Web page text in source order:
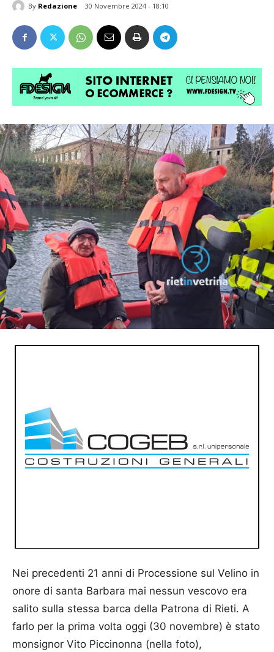
By Redazione 30 Novembre 2024 - 18:10
Nei precedenti 21 anni di Processione sul Velino in
onore di santa Barbara mai nessun vescovo era
salito sulla stessa barca della Patrona di Rieti. A
farlo per la prima volta oggi (30 novembre) è stato
monsignor Vito Piccinonna (nella foto),